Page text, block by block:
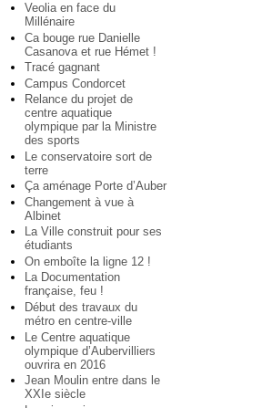
Veolia en face du
Millénaire
Ca bouge rue Danielle
Casanova et rue Hémet !
Tracé gagnant
Campus Condorcet
Relance du projet de
centre aquatique
olympique par la Ministre
des sports
Le conservatoire sort de
terre
Ça aménage Porte d’Auber
Changement à vue à
Albinet
La Ville construit pour ses
étudiants
On emboîte la ligne 12 !
La Documentation
française, feu !
Début des travaux du
métro en centre-ville
Le Centre aquatique
olympique d’Aubervilliers
ouvrira en 2016
Jean Moulin entre dans le
XXIe siècle